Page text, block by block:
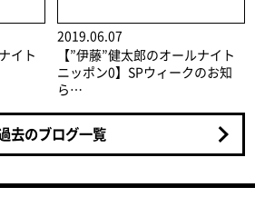
イト
2019.06.07
【”伊藤”健太郎のオールナイト
ニッポン0】SPウィークのお知
ら…
去のブログ一覧